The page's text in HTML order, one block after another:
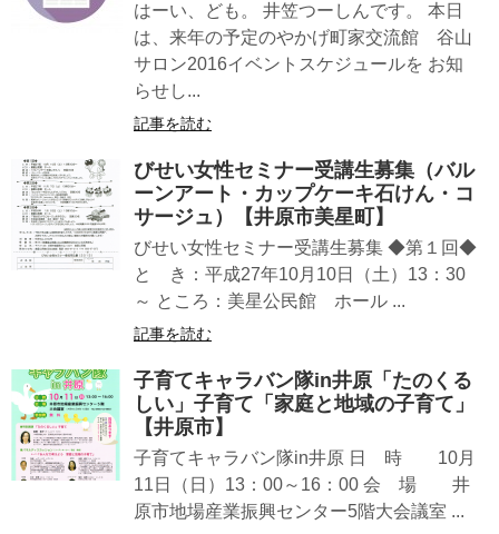
はーい、ども。 井笠つーしんです。 本日
は、来年の予定のやかげ町家交流館 谷山
サロン2016イベントスケジュールを お知
らせし...
記事を読む
びせい女性セミナー受講生募集（バル
ーンアート・カップケーキ石けん・コ
サージュ）【井原市美星町】
びせい女性セミナー受講生募集 ◆第１回◆
と き：平成27年10月10日（土）13：30
～ ところ：美星公民館 ホール ...
記事を読む
子育てキャラバン隊in井原「たのくる
しい」子育て「家庭と地域の子育て」
【井原市】
子育てキャラバン隊in井原 日 時 10月
11日（日）13：00～16：00 会 場 井
原市地場産業振興センター5階大会議室 ...